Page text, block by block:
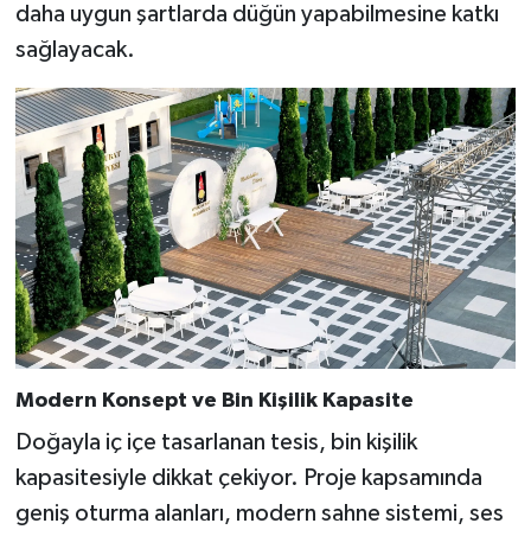
daha uygun şartlarda düğün yapabilmesine katkı
sağlayacak.
Modern Konsept ve Bin Kişilik Kapasite
Doğayla iç içe tasarlanan tesis, bin kişilik
kapasitesiyle dikkat çekiyor. Proje kapsamında
geniş oturma alanları, modern sahne sistemi, ses
BİLİM TEKNOLOJİ
ASAYİŞ
SEÇİM 2015
ÇEVRE
BİLİM VE TEKNOLOJİ
YARIŞMALAR
TANITIM
HABERDE İNSAN